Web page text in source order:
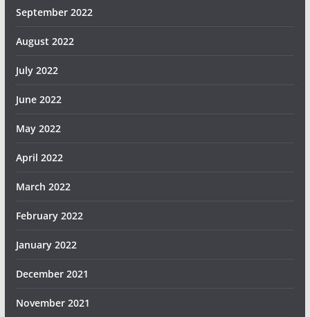
September 2022
August 2022
July 2022
June 2022
May 2022
April 2022
March 2022
February 2022
January 2022
December 2021
November 2021